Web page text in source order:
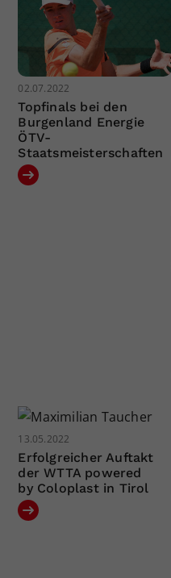
02.07.2022
Topfinals bei den
Burgenland Energie
ÖTV-
Staatsmeisterschaften
13.05.2022
Erfolgreicher Auftakt
der WTTA powered
by Coloplast in Tirol